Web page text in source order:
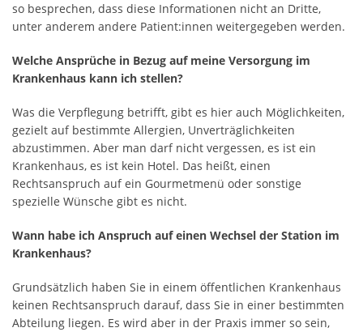
so besprechen, dass diese Informationen nicht an Dritte,
unter anderem andere Patient:innen weitergegeben werden.
Welche Ansprüche in Bezug auf meine Versorgung im
Krankenhaus kann ich stellen?
Was die Verpflegung betrifft, gibt es hier auch Möglichkeiten,
gezielt auf bestimmte Allergien, Unverträglichkeiten
abzustimmen. Aber man darf nicht vergessen, es ist ein
Krankenhaus, es ist kein Hotel. Das heißt, einen
Rechtsanspruch auf ein Gourmetmenü oder sonstige
spezielle Wünsche gibt es nicht.
Wann habe ich Anspruch auf einen Wechsel der Station im
Krankenhaus?
Grundsätzlich haben Sie in einem öffentlichen Krankenhaus
keinen Rechtsanspruch darauf, dass Sie in einer bestimmten
Abteilung liegen. Es wird aber in der Praxis immer so sein,